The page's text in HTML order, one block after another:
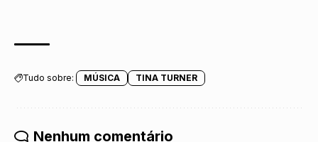
Tudo sobre: MÚSICA TINA TURNER
Nenhum comentário